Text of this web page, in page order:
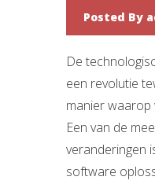
Posted By
De
een revolutie
manier waarop
Een van de
veranderingen
software